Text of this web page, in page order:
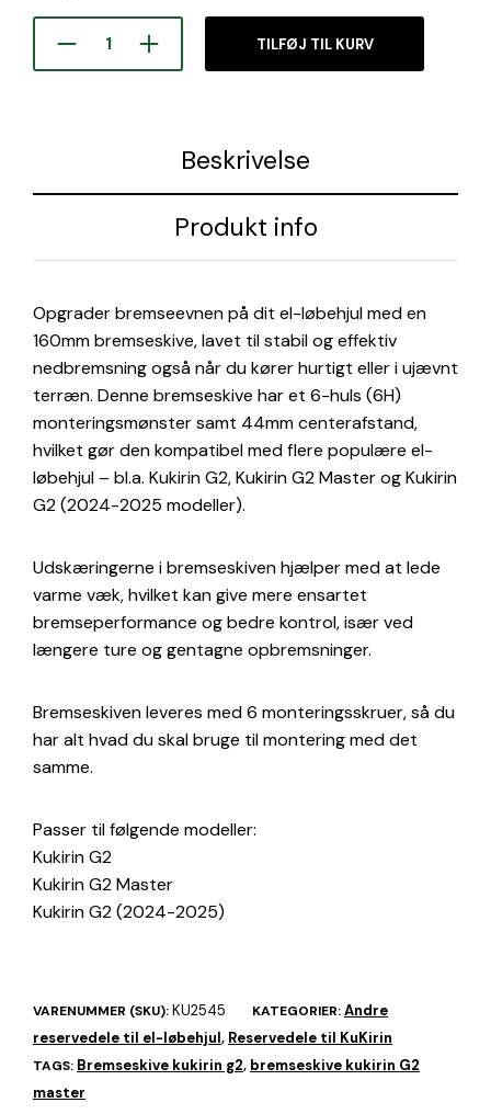
TILFØJ TIL KURV
Beskrivelse
Produkt info
Opgrader bremseevnen på dit el-løbehjul med en
160mm bremseskive, lavet til stabil og effektiv
nedbremsning også når du kører hurtigt eller i ujævnt
terræn. Denne bremseskive har et 6-huls (6H)
monteringsmønster samt 44mm centerafstand,
hvilket gør den kompatibel med flere populære el-
løbehjul – bl.a. Kukirin G2, Kukirin G2 Master og Kukirin
G2 (2024-2025 modeller).
Udskæringerne i bremseskiven hjælper med at lede
varme væk, hvilket kan give mere ensartet
bremseperformance og bedre kontrol, især ved
længere ture og gentagne opbremsninger.
Bremseskiven leveres med 6 monteringsskruer, så du
har alt hvad du skal bruge til montering med det
samme.
Passer til følgende modeller:
Kukirin G2
Kukirin G2 Master
Kukirin G2 (2024-2025)
VARENUMMER (SKU):KU2545 KATEGORIER:Andre
reservedele til el-løbehjul, Reservedele til KuKirin
TAGS: Bremseskive kukirin g2, bremseskive kukirin G2
master